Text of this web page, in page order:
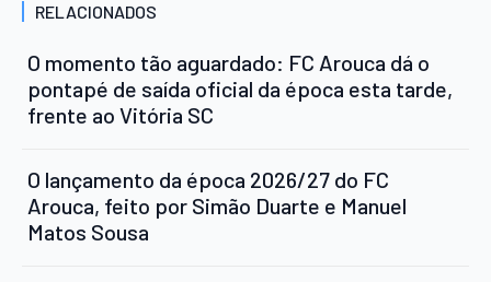
RELACIONADOS
O momento tão aguardado: FC Arouca dá o
pontapé de saída oficial da época esta tarde,
frente ao Vitória SC
O lançamento da época 2026/27 do FC
Arouca, feito por Simão Duarte e Manuel
Matos Sousa